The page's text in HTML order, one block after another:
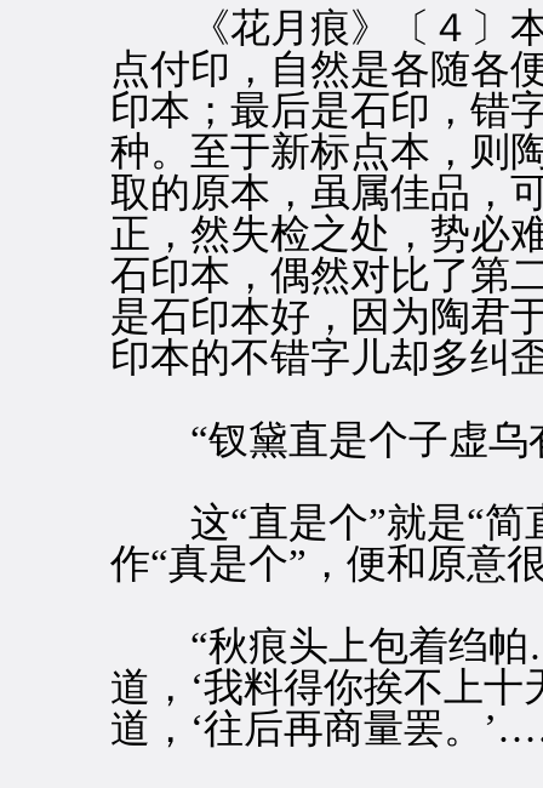
《花月痕》〔４〕本
点付印，自然是各随各
印本；最后是石印，错
种。至于新标点本，则
取的原本，虽属佳品，
正，然失检之处，势
石印本，偶然对比了第
是石印本好，因为陶君
印本的不错字儿却多纠
“钗黛直是个子虚乌
这“直是个”就是“简
作“真是个”，便和原意
“秋痕头上包着绉帕
道，‘我料得你挨不上
道，‘往后再商量罢。